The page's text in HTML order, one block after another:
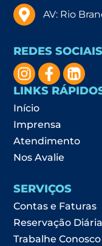
AV: Rio
REDES SOCIAIS
LINKS
Início
Imprensa
Atendimento
Nos Avalie
SERVIÇOS
Contas e Faturas
Reservação Diária
Trabalhe Conosco